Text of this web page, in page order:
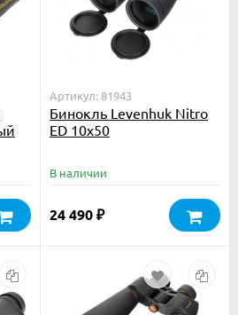
Артикул: 81943
Бинокль Levenhuk Nitro
ED 10x50
В наличии
24 490 ₽